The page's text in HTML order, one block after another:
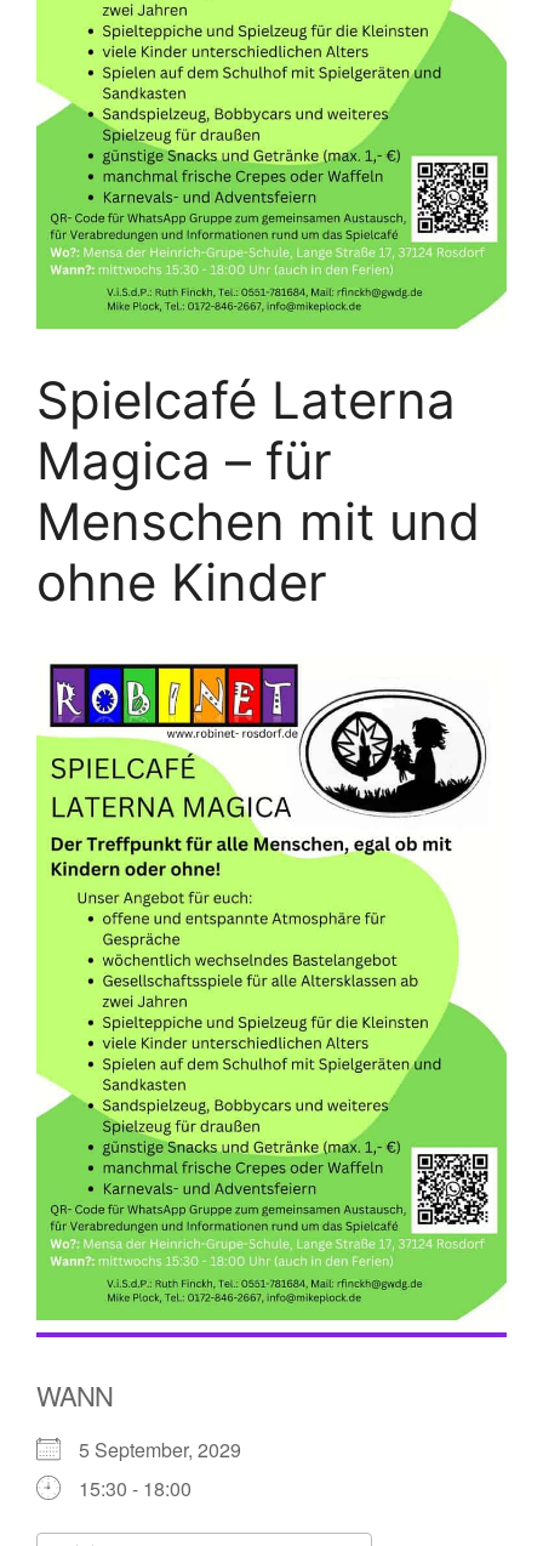
Spielcafé Laterna
Magica – für
Menschen mit und
ohne Kinder
WANN
5 September, 2029
15:30 - 18:00